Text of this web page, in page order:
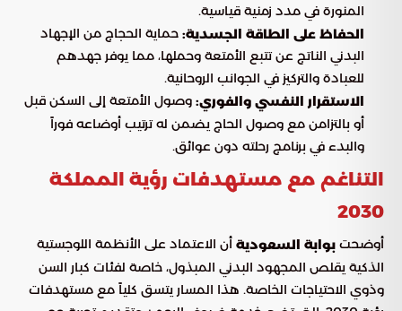
المنورة في مدد زمنية قياسية.
الحفاظ على الطاقة الجسدية: حماية الحجاج من الإجهاد
البدني الناتج عن تتبع الأمتعة وحملها، مما يوفر جهدهم
للعبادة والتركيز في الجوانب الروحانية.
الاستقرار النفسي والفوري: وصول الأمتعة إلى السكن قبل
أو بالتزامن مع وصول الحاج يضمن له ترتيب أوضاعه فوراً
والبدء في برنامج رحلته دون عوائق.
التناغم مع مستهدفات رؤية المملكة
2030
أوضحت بوابة السعودية أن الاعتماد على الأنظمة اللوجستية
الذكية يقلص المجهود البدني المبذول، خاصة لفئات كبار السن
وذوي الاحتياجات الخاصة. هذا المسار يتسق كلياً مع مستهدفات